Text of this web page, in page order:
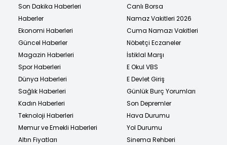
Son Dakika Haberleri
Haberler
Ekonomi Haberleri
Güncel Haberler
Magazin Haberleri
Spor Haberleri
Dünya Haberleri
Sağlık Haberleri
Kadın Haberleri
Teknoloji Haberleri
Memur ve Emekli Haberleri
Altın Fiyatları
Canlı Borsa
Namaz Vakitleri 2026
Cuma Namazı Vakitleri
Nöbetçi Eczaneler
İstiklal Marşı
E Okul VBS
E Devlet Giriş
Günlük Burç Yorumları
Son Depremler
Hava Durumu
Yol Durumu
Sinema Rehberi